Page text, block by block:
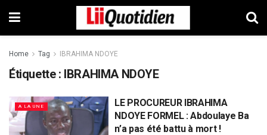
Home Tag IBRAHIMA NDOYE
Étiquette : IBRAHIMA NDOYE
A LA UNE
LE PROCUREUR IBRAHIMA
NDOYE FORMEL : Abdoulaye Ba
n’a pas été battu à mort !